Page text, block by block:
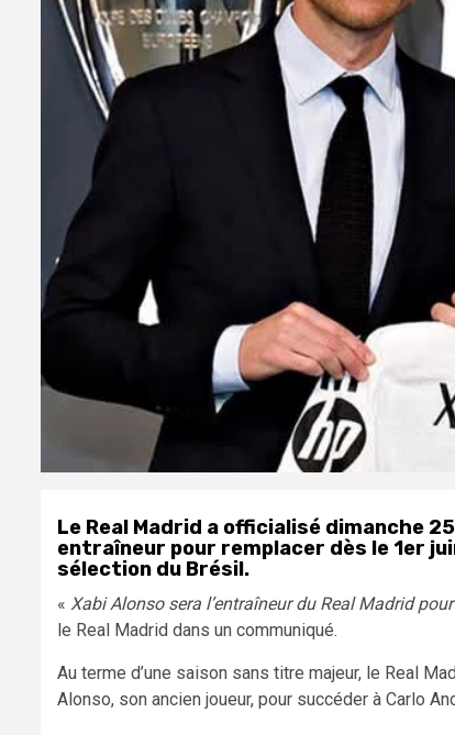
Le Real Madrid a officialisé dimanche
entraîneur pour remplacer dès le 1er
sélection du Brésil.
« Xabi Alonso sera l’entraîneur du Real Madrid
le Real Madrid dans un communiqué.
Au terme d’une saison sans titre majeur, le Real
Alonso, son ancien joueur, pour succéder à Carlo